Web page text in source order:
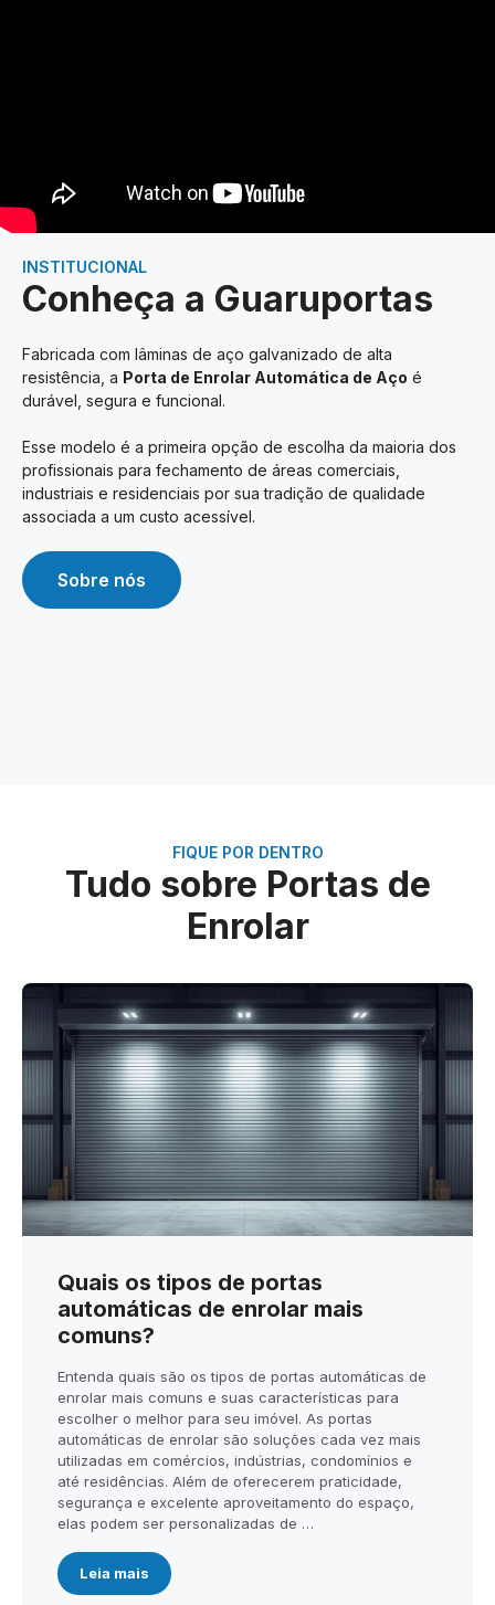
INSTITUCIONAL
Conheça a Guaruportas
Fabricada com lâminas de aço galvanizado de alta
resistência, a Porta de Enrolar Automática de Aço é
durável, segura e funcional.
Esse modelo é a primeira opção de escolha da maioria dos
profissionais para fechamento de áreas comerciais,
industriais e residenciais por sua tradição de qualidade
associada a um custo acessível.
Sobre nós
FIQUE POR DENTRO
Tudo sobre Portas de
Enrolar
Quais os tipos de portas
automáticas de enrolar mais
comuns?
Entenda quais são os tipos de portas automáticas de
enrolar mais comuns e suas características para
escolher o melhor para seu imóvel. As portas
automáticas de enrolar são soluções cada vez mais
utilizadas em comércios, indústrias, condomínios e
até residências. Além de oferecerem praticidade,
segurança e excelente aproveitamento do espaço,
elas podem ser personalizadas de …
Leia mais